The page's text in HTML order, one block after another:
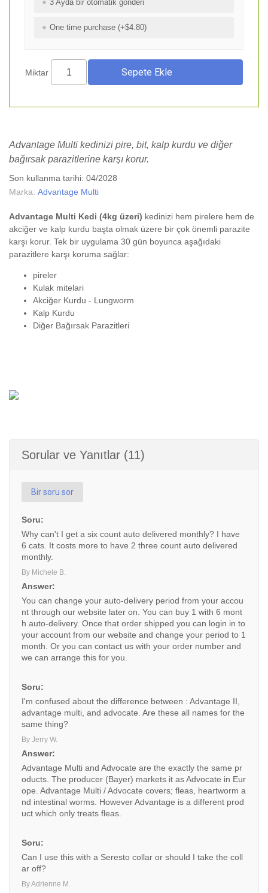
3 Ayda bir otomatik gönderi
One time purchase (+$4.80)
Miktar
Advantage Multi kedinizi pire, bit, kalp kurdu ve diğer
bağırsak parazitlerine karşı korur.
Son kullanma tarihi: 04/2028
Marka: Advantage Multi
Advantage Multi Kedi (4kg üzeri) kedinizi hem pirelere hem de
akciğer ve kalp kurdu başta olmak üzere bir çok önemli parazite
karşı korur. Tek bir uygulama 30 gün boyunca aşağıdaki
parazitlere karşı koruma sağlar:
pireler
Kulak mitelari
Akciğer Kurdu - Lungworm
Kalp Kurdu
Diğer Bağırsak Parazitleri
Sorular ve Yanıtlar (11)
Bir soru sor
Soru:
Why can't I get a six count auto delivered monthly? I have
6 cats. It costs more to have 2 three count auto delivered
monthly.
By Michele B.
Answer:
You can change your auto-delivery period from your accou
nt through our website later on. You can buy 1 with 6 mont
h auto-delivery. Once that order shipped you can login in to
your account from our website and change your period to 1
month. Or you can contact us with your order number and
we can arrange this for you.
Soru:
I'm confused about the difference between : Advantage II,
advantage multi, and advocate. Are these all names for the
same thing?
By Jerry W.
Answer:
Advantage Multi and Advocate are the exactly the same pr
oducts. The producer (Bayer) markets it as Advocate in Eur
ope. Advantage Multi / Advocate covers; fleas, heartworm a
nd intestinal worms. However Advantage is a different prod
uct which only treats fleas.
Soru:
Can I use this with a Seresto collar or should I take the coll
ar off?
By Adrienne M.